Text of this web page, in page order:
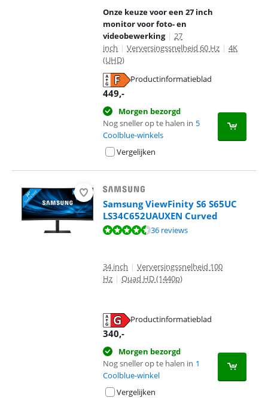
Onze keuze voor een 27 inch
monitor voor foto- en
videobewerking | 27
inch | Verversingssnelheid 60 Hz | 4K
(UHD)
Productinformatieblad
449,-
Morgen bezorgd
Nog sneller op te halen in 5
Coolblue-winkels
Vergelijken
Samsung ViewFinity S6 S65UC
LS34C652UAUXEN Curved
Beoordeling is 8,8 van de 10, gebaseerd op 36 reviews.
36 reviews
34 inch | Verversingssnelheid 100
Hz | Quad HD (1440p)
Productinformatieblad
340,-
Morgen bezorgd
Nog sneller op te halen in 1
Coolblue-winkel
Vergelijken